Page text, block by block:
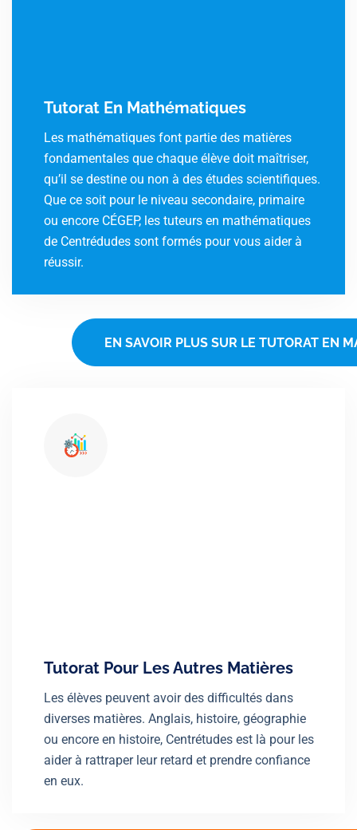
Tutorat En Mathématiques
Les mathématiques font partie des matières
fondamentales que chaque élève doit maîtriser,
qu’il se destine ou non à des études scientifiques.
Que ce soit pour le niveau secondaire, primaire
ou encore CÉGEP, les tuteurs en mathématiques
de Centrédudes sont formés pour vous aider à
réussir.
EN SAVOIR PLUS SUR LE TUTORAT EN
Tutorat Pour Les Autres Matières
Les élèves peuvent avoir des difficultés dans
diverses matières. Anglais, histoire, géographie
ou encore en histoire, Centrétudes est là pour les
aider à rattraper leur retard et prendre confiance
en eux.